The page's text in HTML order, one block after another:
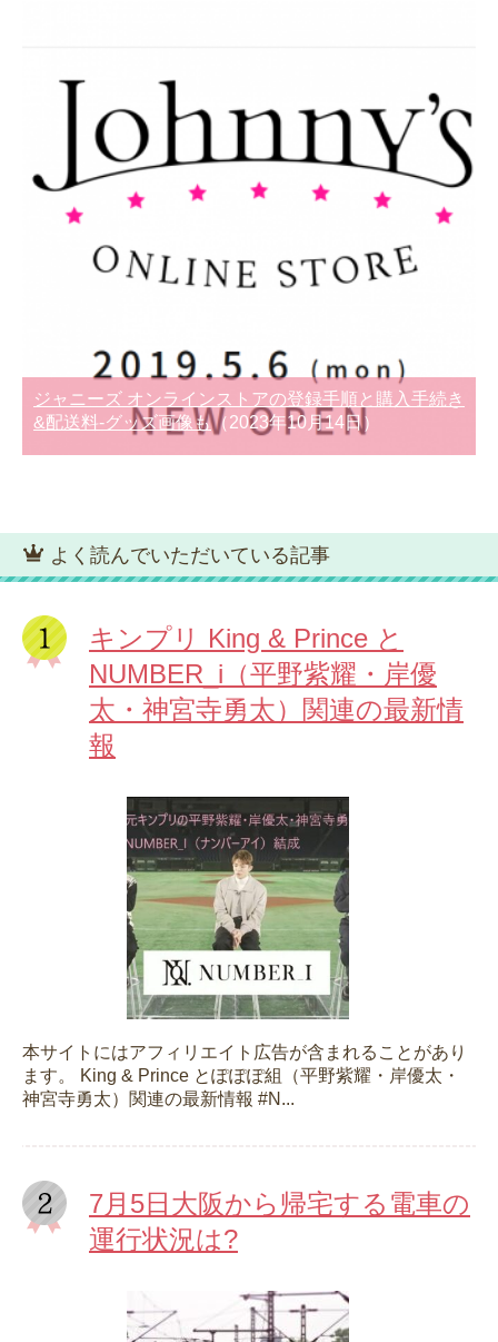
ジャニーズ オンラインストアの登録手順と購入手続き
&配送料-グッズ画像も（2023年10月14日）
よく読んでいただいている記事
キンプリ King & Prince と
NUMBER_i（平野紫耀・岸優
太・神宮寺勇太）関連の最新情
報
本サイトにはアフィリエイト広告が含まれることがあり
ます。 King & Prince とぽぽぽ組（平野紫耀・岸優太・
神宮寺勇太）関連の最新情報 #N...
7月5日大阪から帰宅する電車の
運行状況は?